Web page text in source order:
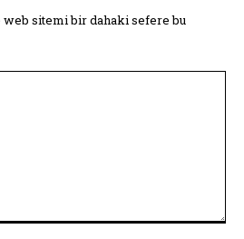
web sitemi bir dahaki sefere bu